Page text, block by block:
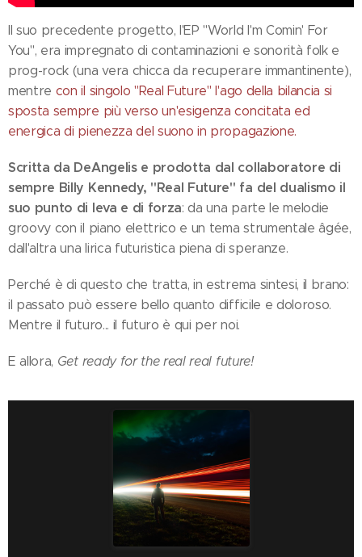
Il suo precedente progetto, l'EP "World I'm Comin' For
You", era impregnato di contaminazioni e sonorità folk e
prog-rock (una vera chicca da recuperare immantinente),
mentre con il singolo "Real Future" l'ago della bilancia si
sposta sempre più verso un'esigenza concitata ed
energica di pienezza del suono in propagazione.
Scritta da DeAngelis e prodotta dal collaboratore di
sempre Billy Kennedy, "Real Future" fa del dualismo il
suo punto di leva e di forza: da una parte le melodie
groovy con il piano elettrico e un tema strumentale âgée,
dall'altra una lirica futuristica piena di speranze.
Perché è di questo che tratta, in estrema sintesi, il brano:
il passato può essere bello quanto difficile e doloroso.
Mentre il futuro... il futuro è qui per noi.
E allora, Get ready for the real real future!